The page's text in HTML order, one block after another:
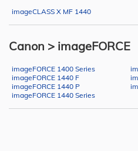
imageCLASS X MF 1440
Canon > imageFORCE
imageFORCE 1400 Series
imageFORCE 1440 F
imageFORCE 1440 P
imageFORCE 1440 Series